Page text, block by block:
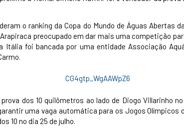
o ranking da Copa do Mundo de Águas Abertas
preocupado em dar mais uma competição
Itália foi bancada por uma entidade Associação
dos 10 quilômetros ao lado de Diogo Villarinho
uma vaga automática para os Jogos Olímpicos
10 no dia 25 de julho.